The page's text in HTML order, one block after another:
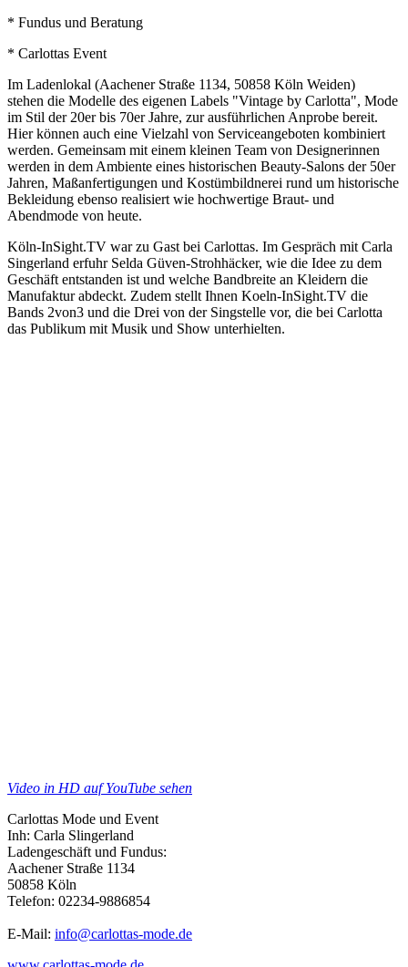
* Fundus und Beratung
* Carlottas Event
Im Ladenlokal (Aachener Straße 1134, 50858 Köln Weiden)
stehen die Modelle des eigenen Labels "Vintage by Carlotta", Mode
im Stil der 20er bis 70er Jahre, zur ausführlichen Anprobe bereit.
Hier können auch eine Vielzahl von Serviceangeboten kombiniert
werden. Gemeinsam mit einem kleinen Team von Designerinnen
werden in dem Ambiente eines historischen Beauty-Salons der 50er
Jahren, Maßanfertigungen und Kostümbildnerei rund um historische
Bekleidung ebenso realisiert wie hochwertige Braut- und
Abendmode von heute.
Köln-InSight.TV war zu Gast bei Carlottas. Im Gespräch mit Carla
Singerland erfuhr Selda Güven-Strohhäcker, wie die Idee zu dem
Geschäft entstanden ist und welche Bandbreite an Kleidern die
Manufaktur abdeckt. Zudem stellt Ihnen Koeln-InSight.TV die
Bands 2von3 und die Drei von der Singstelle vor, die bei Carlotta
das Publikum mit Musik und Show unterhielten.
Video in HD auf YouTube sehen
Carlottas Mode und Event
Inh: Carla Slingerland
Ladengeschäft und Fundus:
Aachener Straße 1134
50858 Köln
Telefon: 02234-9886854
E-Mail: info@carlottas-mode.de